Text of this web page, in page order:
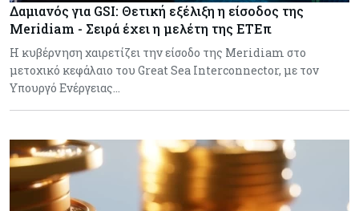
Δαμιανός για GSI: Θετική εξέλιξη η είσοδος της
Meridiam - Σειρά έχει η μελέτη της ΕΤΕπ
Η κυβέρνηση χαιρετίζει την είσοδο της Meridiam στο
μετοχικό κεφάλαιο του Great Sea Interconnector, με τον
Υπουργό Ενέργειας…